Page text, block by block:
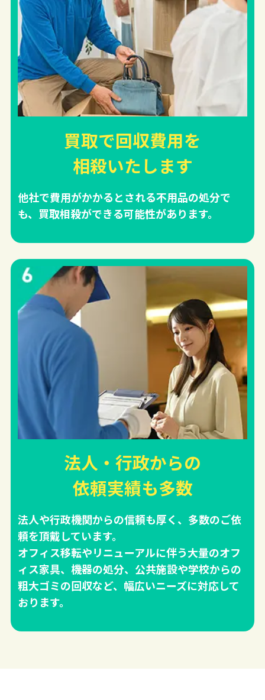
買取で回収費用を
相殺いたします
他社で費用がかかるとされる不用品の処分で
も、買取相殺ができる可能性があります。
法人・行政からの
依頼実績も多数
法人や行政機関からの信頼も厚く、多数のご依
頼を頂戴しています。
オフィス移転やリニューアルに伴う大量のオフ
ィス家具、機器の処分、公共施設や学校からの
粗大ゴミの回収など、幅広いニーズに対応して
おります。